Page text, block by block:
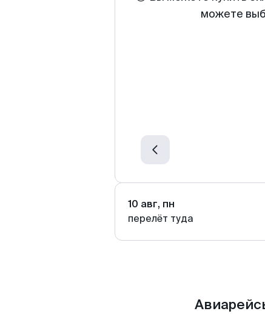
можете
10 авг, пн
перелёт туда